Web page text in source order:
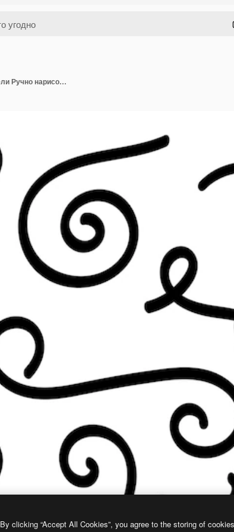
Набор Doodle с кудрями граничные текстовые разделители Ручно нарисованные абстрактные текстовые отделители свадебный декор
By clicking “Accept All Cookies”, you agree to the storing of